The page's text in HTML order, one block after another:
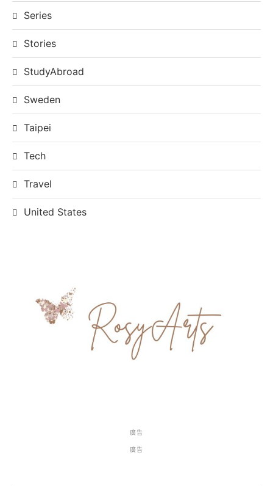
Series
Stories
StudyAbroad
Sweden
Taipei
Tech
Travel
United States
廣告
廣告